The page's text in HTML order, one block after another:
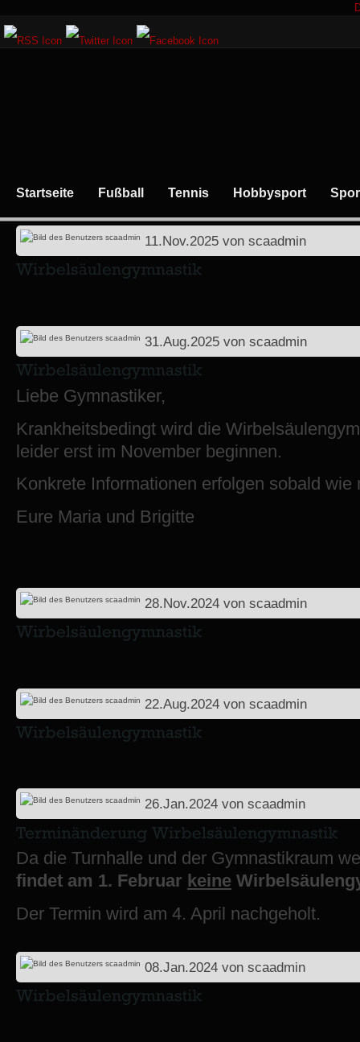
Startseite Fußball Tennis Hobbysport
11.Nov.2025 von scaadmin
31.Aug.2025 von scaadmin
Liebe Gymnastiker,
Krankheitsbedingt wird die
leider erst im November beginnen.
Konkrete Informationen erfolgen sobald wie
Eure Maria und Brigitte
28.Nov.2024 von scaadmin
22.Aug.2024 von scaadmin
26.Jan.2024 von scaadmin
Da die Turnhalle und der Gymnastikraum
findet am 1. Februar keine
Der Termin wird am 4. April nachgeholt.
08.Jan.2024 von scaadmin